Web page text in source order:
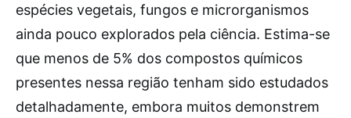
espécies vegetais, fungos e microrganismos
ainda pouco explorados pela ciência. Estima-se
que menos de 5% dos compostos químicos
presentes nessa região tenham sido estudados
detalhadamente, embora muitos demonstrem